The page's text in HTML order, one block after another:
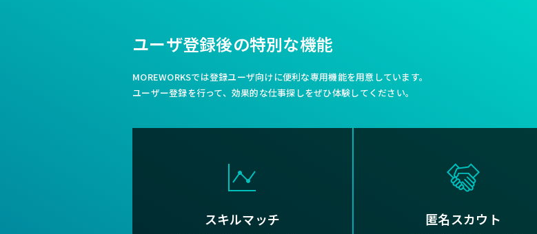
ユーザ登録後の特別な機能
MOREWORKSでは登録ユーザ向けに便利な専用機能を用意しています。
ユーザー登録を行って、効果的な仕事探しをぜひ体験してください。
スキルマッチ 匿名スカウト